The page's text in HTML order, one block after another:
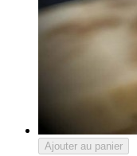
Ajouter au panier